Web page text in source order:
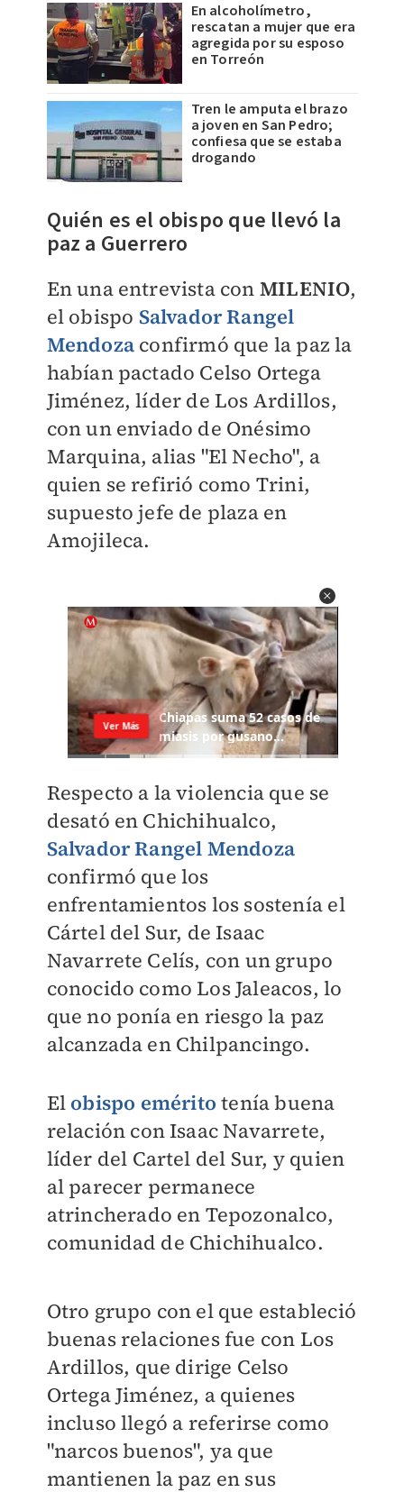
En alcoholímetro,
rescatan a mujer que era
agregida por su esposo
en Torreón
Tren le amputa el brazo
a joven en San Pedro;
confiesa que se estaba
drogando
Quién es el obispo que llevó la
paz a Guerrero
En una entrevista con MILENIO,
el obispo Salvador Rangel
Mendozaconfirmó que la paz la
habían pactado Celso Ortega
Jiménez, líder de Los Ardillos,
con un enviado de Onésimo
Marquina, alias "El Necho", a
quien se refirió como Trini,
supuesto jefe de plaza en
Amojileca.
Respecto a la violencia que se
desató en Chichihualco,
Salvador Rangel Mendoza
confirmó que los
enfrentamientos los sostenía el
Cártel del Sur, de Isaac
Navarrete Celís, con un grupo
conocido como Los Jaleacos, lo
que no ponía en riesgo la paz
alcanzada en Chilpancingo.
El obispo emérito tenía buena
relación con Isaac Navarrete,
líder del Cartel del Sur, y quien
al parecer permanece
atrincherado en Tepozonalco,
comunidad de Chichihualco.
Otro grupo con el que estableció
buenas relaciones fue con Los
Ardillos, que dirige Celso
Ortega Jiménez, a quienes
incluso llegó a referirse como
"narcos buenos", ya que
mantienen la paz en sus